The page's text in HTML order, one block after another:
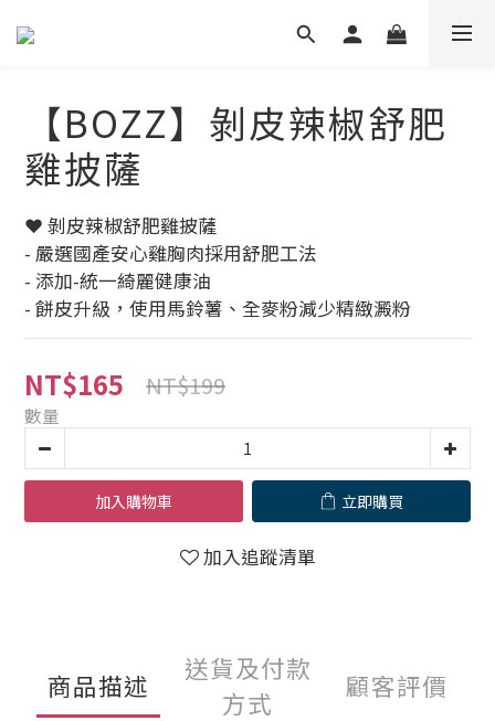
【BOZZ】剝皮辣椒舒肥
雞披薩
❤ 剝皮辣椒舒肥雞披薩
- 嚴選國產安心雞胸肉採用舒肥工法
- 添加-統一綺麗健康油
- 餅皮升級，使用馬鈴薯、全麥粉減少精緻澱粉
NT$165 NT$199
數量
加入購物車 立即購買
加入追蹤清單
商品描述
送貨及付款
方式
顧客評價